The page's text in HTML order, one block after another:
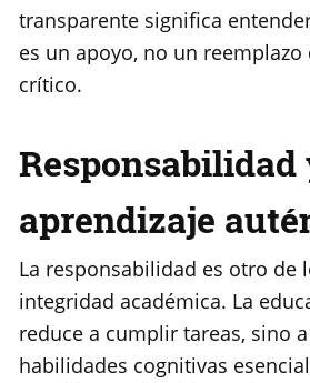
transparente significa
es un apoyo, no un
crítico.
Responsabilidad
aprendizaje
La responsabilidad es otro de
integridad académica. La
reduce a cumplir tareas, sino
habilidades cognitivas